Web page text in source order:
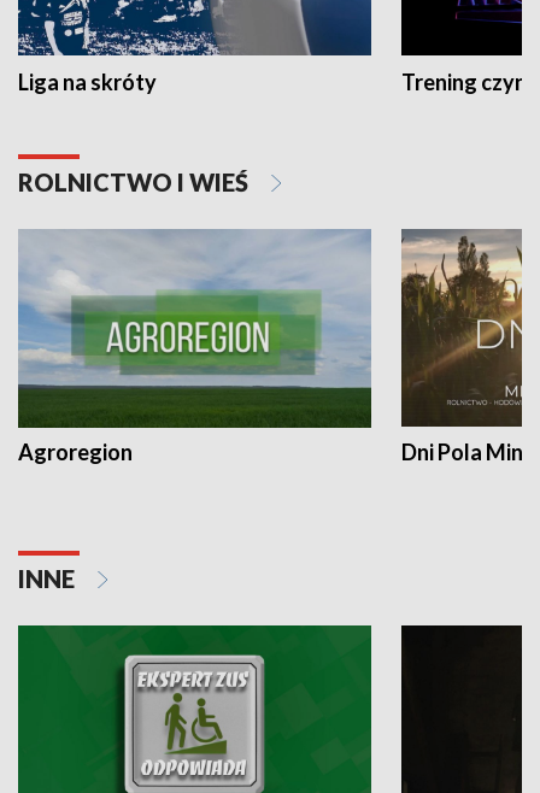
Liga na skróty Trening czyni
ROLNICTWO I WIEŚ
Agroregion Dni Pola
INNE